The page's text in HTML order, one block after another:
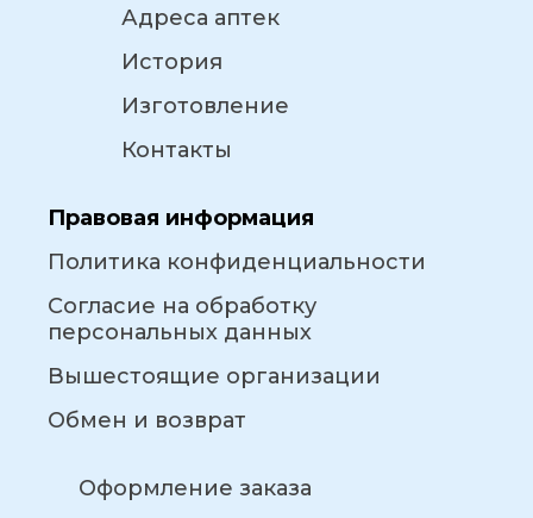
Адреса аптек
История
Изготовление
Контакты
Правовая информация
Политика конфиденциальности
Согласие на обработку
персональных данных
Вышестоящие организации
Обмен и возврат
Оформление заказа